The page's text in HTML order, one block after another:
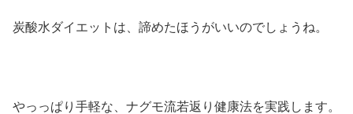
炭酸水ダイエットは、諦めたほうがいいのでしょうね。
やっっぱり手軽な、ナグモ流若返り健康法を実践します。